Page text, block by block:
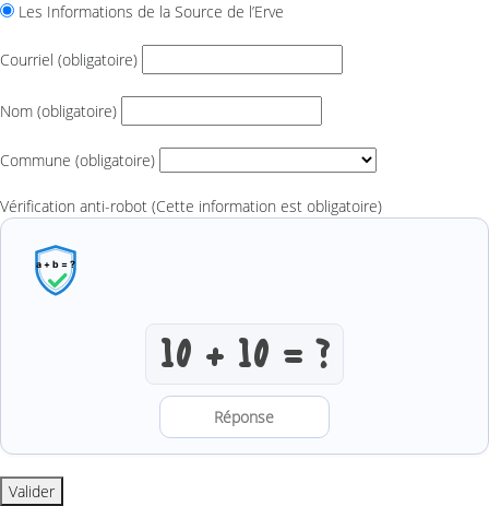
Les Informations de la Source de l’Erve
Courriel (obligatoire)
Nom (obligatoire)
Commune (obligatoire)
Vérification anti-robot (Cette information est obligatoire)
Résoudre l’addition anti-robot
Valider